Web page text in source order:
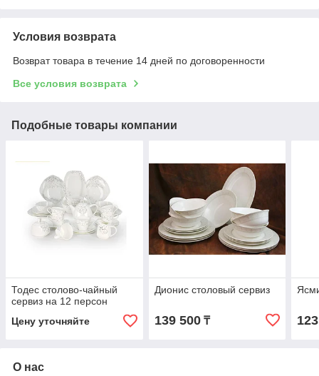
Условия возврата
Возврат товара в течение 14 дней по договоренности
Все условия возврата
Подобные товары компании
Тодес столово-чайный
сервиз на 12 персон
Цену уточняйте
Дионис столовый сервиз
139 500₸
О нас